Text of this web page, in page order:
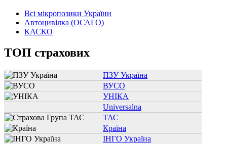
Всі мікропозики України
Автоцивілка (ОСАГО)
КАСКО
ТОП страхових
ПЗУ Україна
ВУСО
УНІКА
Universalna
ТАС
Країна
ІНГО Україна